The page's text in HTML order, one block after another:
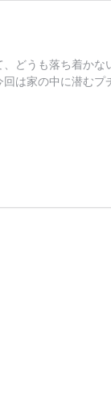
どうも落ち着か
は家の中に潜むプ